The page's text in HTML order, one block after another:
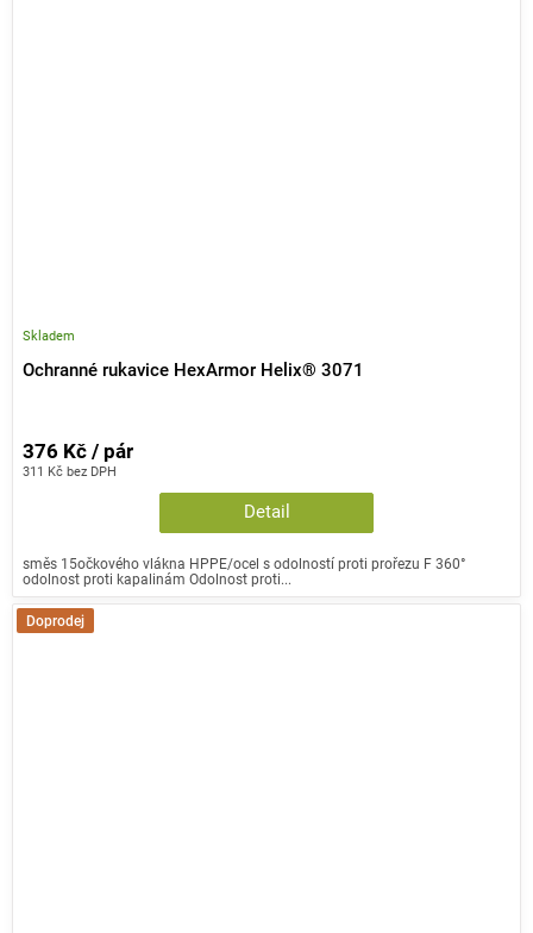
Ochranné rukavice HexArmor Helix® 3071
Skladem
311 Kč bez DPH
376 Kč / pár
Detail
směs 15očkového vlákna HPPE/ocel s odolností proti prořezu F 360°
odolnost proti kapalinám Odolnost proti...
Doprodej